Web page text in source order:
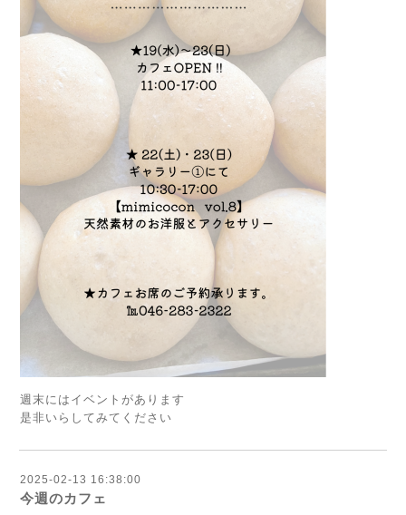
週末にはイベントがあります
是非いらしてみてください
2025-02-13 16:38:00
今週のカフェ